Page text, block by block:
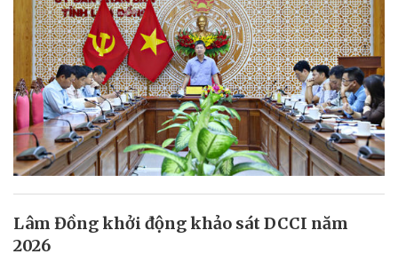
Lâm Đồng khởi động khảo sát DCCI năm
2026